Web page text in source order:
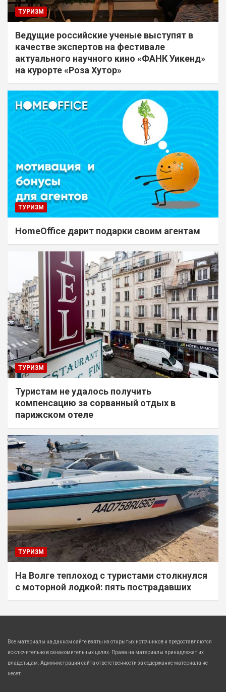
ТУРИЗМ
Ведущие российские ученые выступят в
качестве экспертов на фестивале
актуального научного кино «ФАНК Уикенд»
на курорте «Роза Хутор»
ТУРИЗМ
HomeOffice дарит подарки своим агентам
ТУРИЗМ
Туристам не удалось получить
компенсацию за сорванный отдых в
парижском отеле
ТУРИЗМ
На Волге теплоход с туристами столкнулся
с моторной лодкой: пять пострадавших
Все материалы на данном сайте взяты из открытых источников и предоставляются
исключительно в ознакомительных целях. Права на материалы принадлежат их
владельцам. Администрация сайта ответственности за содержание материала не
несет.